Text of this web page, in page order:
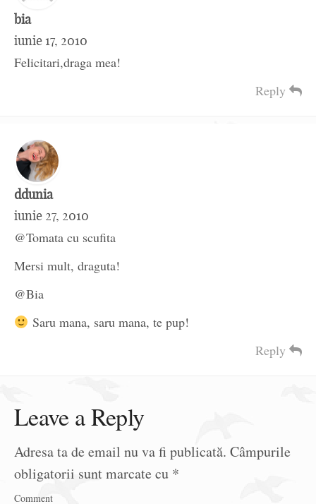
bia
iunie 17, 2010
Felicitari,draga mea!
Reply
ddunia
iunie 27, 2010
@Tomata cu scufita
Mersi mult, draguta!
@Bia
Saru mana, saru mana, te pup!
Reply
Leave a Reply
Adresa ta de email nu va fi publicată. Câmpurile
obligatorii sunt marcate cu *
Comment